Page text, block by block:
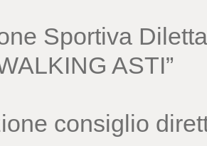
Sportiva
ASTI”
consiglio